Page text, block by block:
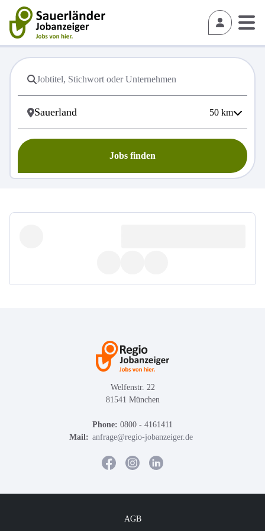
50 km
Jobs finden
Welfenstr. 22
81541 München
Phone: 0800 - 4161411
Mail: anfrage@regio-jobanzeiger.de
AGB